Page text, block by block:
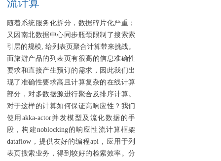
流计算
随着系统服务化拆分，数据碎片化严重；
又因南北数据中心同步瓶颈限制了搜索索
引层的规模, 给列表页聚合计算带来挑战。
而旅游产品的列表页有很高的信息准确性
要求和直接产生预订的需求，因此我们出
现了准确性要求高且计算复杂的在线计算
部分，对多数据源进行聚合及排序计算。
对于这样的计算如何保证高响应性？我们
使用akka-actor并发模型及流化数据的手
段，构建noblocking的响应性流计算框架
dataflow，提供友好的编程api，应用于列
表页搜索业务，得到较好的检索效率。分